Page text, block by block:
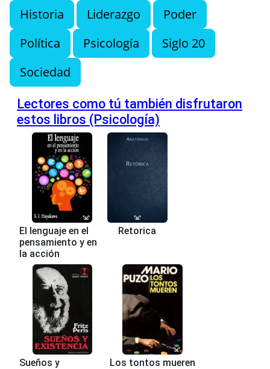
Historia
Liderazgo
Poder
Política
Psicología
Siglo 20
Sociedad
Lectores como tú también disfrutaron
estos libros (Psicología)
El lenguaje en el
pensamiento y en
la acción
Retorica
Sueños y
Los tontos mueren